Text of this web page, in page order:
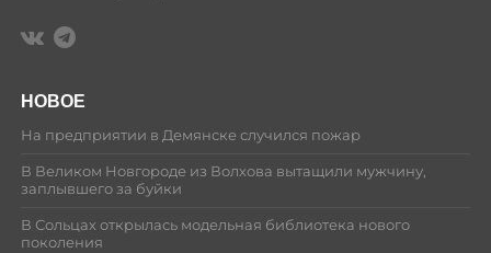
НОВОЕ
На предприятии в Демянске случился пожар
В Великом Новгороде из Волхова вытащили мужчину,
заплывшего за буйки
В Сольцах открылась модельная библиотека нового
поколения